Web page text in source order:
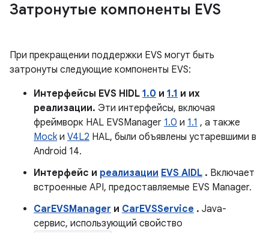
Затронутые компоненты EVS
При прекращении поддержки EVS могут быть
затронуты следующие компоненты EVS:
Интерфейсы EVS HIDL 1.0 и 1.1 и их
реализации. Эти интерфейсы, включая
фреймворк HAL EVSManager 1.0 и 1.1 , а также
Mockи V4L2 HAL, были объявлены устаревшими в
Android 14.
Интерфейс и реализации EVS AIDL . Включает
встроенные API, предоставляемые EVS Manager.
CarEVSManager и CarEVSService . Java-
сервис, использующий свойство